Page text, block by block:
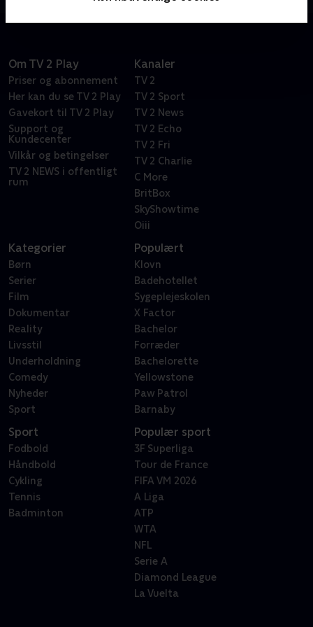
Om TV 2 Play
Priser og abonnement
Her kan du se TV 2 Play
Gavekort til TV 2 Play
Support og
Kundecenter
Vilkår og betingelser
TV 2 NEWS i offentligt
rum
Kanaler
TV 2
TV 2 Sport
TV 2 News
TV 2 Echo
TV 2 Fri
TV 2 Charlie
C More
BritBox
SkyShowtime
Oiii
Kategorier
Børn
Serier
Film
Dokumentar
Reality
Livsstil
Underholdning
Comedy
Nyheder
Sport
Populært
Klovn
Badehotellet
Sygeplejeskolen
X Factor
Bachelor
Forræder
Bachelorette
Yellowstone
Paw Patrol
Barnaby
Sport
Fodbold
Håndbold
Cykling
Tennis
Badminton
Populær sport
3F Superliga
Tour de France
FIFA VM 2026
A Liga
ATP
WTA
NFL
Serie A
Diamond League
La Vuelta